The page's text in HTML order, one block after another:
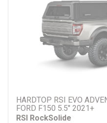
HARDTOP RSI EVO
FORD F150 5.5" 2021+
RSI RockSolide